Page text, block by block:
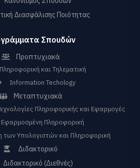
Διασφάλισης Ποιότητας
Σπουδών
Προπτυχιακά
Πληροφορική και Τηλεματική
Information Techology
Μεταπτυχιακά
Πληροφορικής και Εφαρμογές
Εφαρμοσμένη Πληροφορική
των Υπολογιστών και Πληροφορική
Διδακτορικό
Διδακτορικό (Διεθνές)